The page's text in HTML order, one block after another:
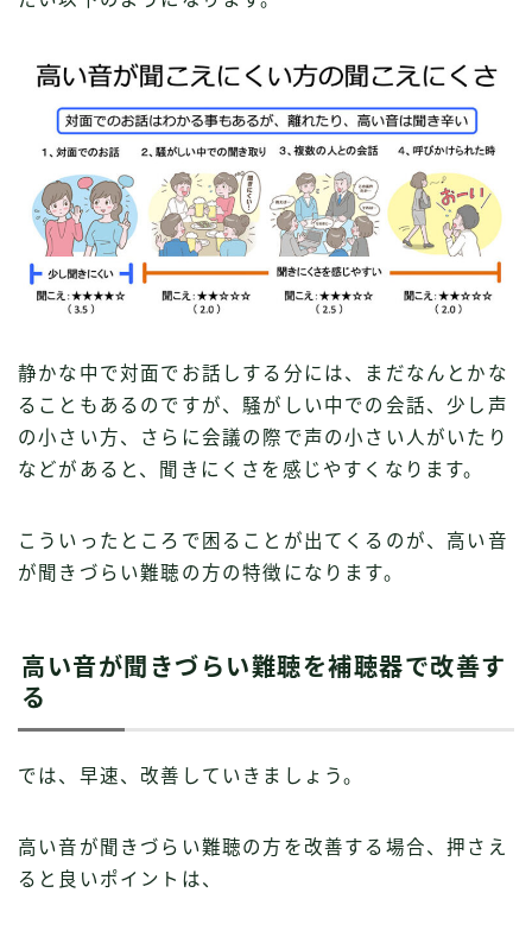
静かな中で対面でお話しする分には、まだなんとかな
ることもあるのですが、騒がしい中での会話、少し声
の小さい方、さらに会議の際で声の小さい人がいたり
などがあると、聞きにくさを感じやすくなります。
こういったところで困ることが出てくるのが、高い音
が聞きづらい難聴の方の特徴になります。
高い音が聞きづらい難聴を補聴器で改善す
る
では、早速、改善していきましょう。
高い音が聞きづらい難聴の方を改善する場合、押さえ
ると良いポイントは、